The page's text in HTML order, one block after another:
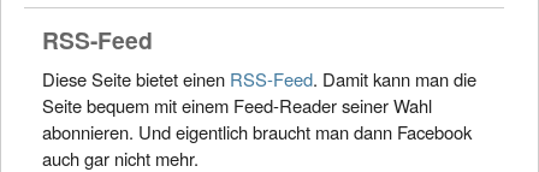
RSS-Feed
Diese Seite bietet einen RSS-Feed. Damit kann man die
Seite bequem mit einem Feed-Reader seiner Wahl
abonnieren. Und eigentlich braucht man dann Facebook
auch gar nicht mehr.